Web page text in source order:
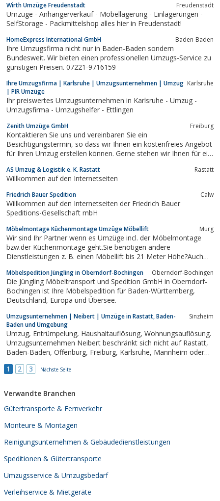
Wirth Umzüge Freudenstadt Freudenstadt
Umzüge - Anhängerverkauf - Möbellagerung - Einlagerungen -
SelfStorage - Packmittelshop alles hier in Freudenstadt!
HomeExpress International GmbH Baden-Baden
Ihre Umzugsfirma nicht nur in Baden-Baden sondern
Bundesweit. Wir bieten einen professionellen Umzugs-Service zu
günstigen Preisen. 07221-9716159
Ihre Umzugsfirma | Karlsruhe | Umzugsunternehmen | Umzug
| PIR Umzüge
Karlsruhe
Ihr preiswertes Umzugsunternehmen in Karlsruhe - Umzug -
Umzugsfirma - Umzugshelfer - Ettlingen
Zenith Umzüge GmbH Freiburg
Kontaktieren Sie uns und vereinbaren Sie ein
Besichtigungstermin, so dass wir Ihnen ein kostenfreies Angebot
für Ihren Umzug erstellen können. Gerne stehen wir Ihnen für ein
AS Umzug & Logistik e. K. Rastatt Rastatt
Willkommen auf den Internetseiten
Friedrich Bauer Spedition Calw
Willkommen auf den Internetseiten der Friedrich Bauer
Speditions-Gesellschaft mbH
Möbelmontage Küchenmontage Umzüge Möbellift Murg
Wir sind Ihr Partner wenn es Umzüge incl. der Möbelmontage
bzw.der Küchenmontage geht.Sie benötigen andere
Dienstleistungen z. B. einen Möbellift bis 21 Meter Höhe?Auch
Profi!
Möbelspedition Jüngling in Oberndorf-Bochingen Oberndorf-Bochingen
Die Jüngling Möbeltransport und Spedition GmbH in Oberndorf-
Bochingen ist Ihre Möbelspedition für Baden-Württemberg,
Deutschland, Europa und Übersee.
Umzugsunternehmen | Neibert | Umzüge in Rastatt, Baden-
Baden und Umgebung
Sinzheim
Umzug, Entrümpelung, Haushaltauflösung, Wohnungsauflösung.
Umzugsunternehmen Neibert beschränkt sich nicht auf Rastatt,
Baden-Baden, Offenburg, Freiburg, Karlsruhe, Mannheim oder
wissen nicht wo Ihnen der Kopf steht? Dann rufen Sie UNS an.
1 2 3 Nächste Seite
Verwandte Branchen
Gütertransporte & Fernverkehr
Monteure & Montagen
Reinigungsunternehmen & Gebäudedienstleistungen
Speditionen & Gütertransporte
Umzugsservice & Umzugsbedarf
Verleihservice & Mietgeräte